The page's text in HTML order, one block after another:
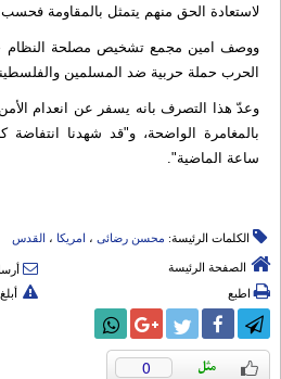
لاستعادة الحق منهم یتمثل بالمقاومة
ووصف امین مجمع تشخیص مصلحة النظام
الحرب حملة حربیة ضد المسلمین
وعدّ هذا التصرف بانه یسفر عن انعدام
ساعة الماضیة".
الكلمات الرئيسة: محسن رضائی ، امریکا ، القدس
الصفحة الرئيسة
اطبع
0